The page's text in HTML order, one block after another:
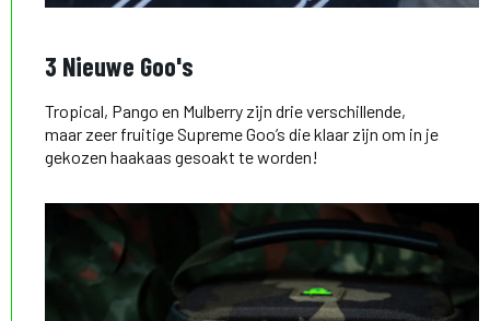
3 Nieuwe Goo's
Tropical, Pango en Mulberry zijn drie verschillende,
maar zeer fruitige Supreme Goo’s die klaar zijn om in je
gekozen haakaas gesoakt te worden!